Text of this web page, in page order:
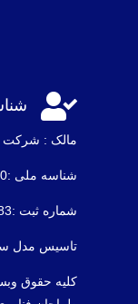

مالک : شرکت
شناسه ملی :14012931310
شماره ثبت :19783
تاسیس مدل
کلیه حقوق